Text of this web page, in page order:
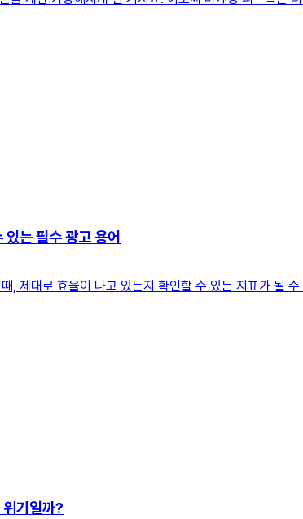
는 필수 광고 용어
, 제대로 효율이 나고 있는지 확인할 수 있는 지표가 될
기일까?